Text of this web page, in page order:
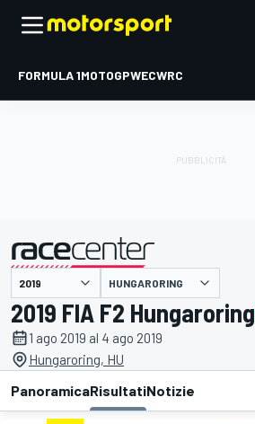
FORMULA 1MOTOGPWECWRC
presentato da HUNGARORING
2019 FIA F2 Hungaroring
1 ago 2019 al 4 ago 2019
Hungaroring, HU
PanoramicaRisultatiNotizie